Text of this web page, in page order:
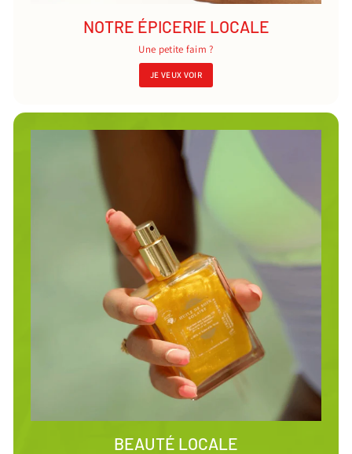
NOTRE ÉPICERIE LOCALE
Une petite faim ?
JE VEUX VOIR
BEAUTÉ LOCALE